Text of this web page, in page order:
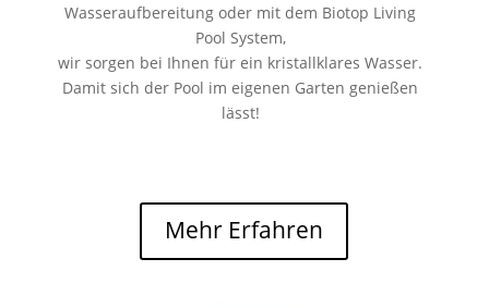
Wasseraufbereitung oder mit dem Biotop Living
Pool System,
wir sorgen bei Ihnen für ein kristallklares Wasser.
Damit sich der Pool im eigenen Garten genießen
lässt!
Mehr Erfahren